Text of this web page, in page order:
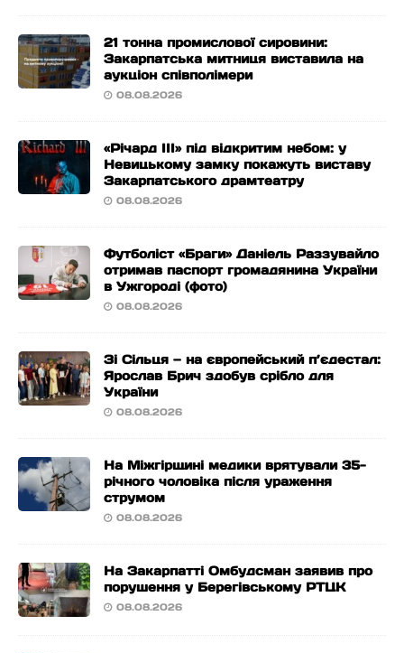
21 тонна промислової сировини:
Закарпатська митниця виставила на
аукціон співполімери
08.08.2026
«Річард ІІІ» під відкритим небом: у
Невицькому замку покажуть виставу
Закарпатського драмтеатру
08.08.2026
Футболіст «Браги» Даніель Раззувайло
отримав паспорт громадянина України
в Ужгороді (фото)
08.08.2026
Зі Сільця — на європейський п’єдестал:
Ярослав Брич здобув срібло для
України
08.08.2026
На Міжгірщині медики врятували 35-
річного чоловіка після ураження
струмом
08.08.2026
На Закарпатті Омбудсман заявив про
порушення у Берегівському РТЦК
08.08.2026